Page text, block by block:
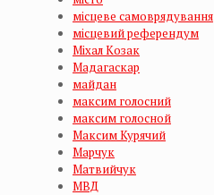
місцеве самоврядування
місцевий референдум
Міхал Козак
Мадагаскар
майдан
максим голосний
максим голосной
Максим Курячий
Марчук
Матвийчук
МВД